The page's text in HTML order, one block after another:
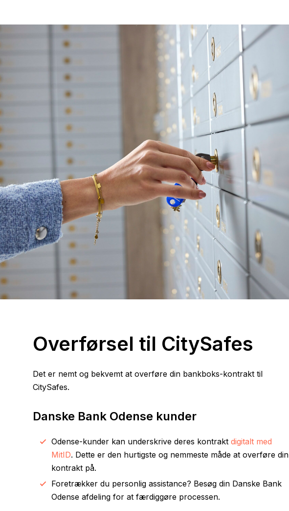
Overførsel til CitySafes
Det er nemt og bekvemt at overføre din bankboks-kontrakt til
CitySafes.
Danske Bank Odense kunder
Odense-kunder kan underskrive deres kontraktdigitalt med
MitID. Dette er den hurtigste og nemmeste måde at overføre din
kontrakt på.
Foretrækker du personlig assistance? Besøg din Danske Bank
Odense afdeling for at færdiggøre processen.